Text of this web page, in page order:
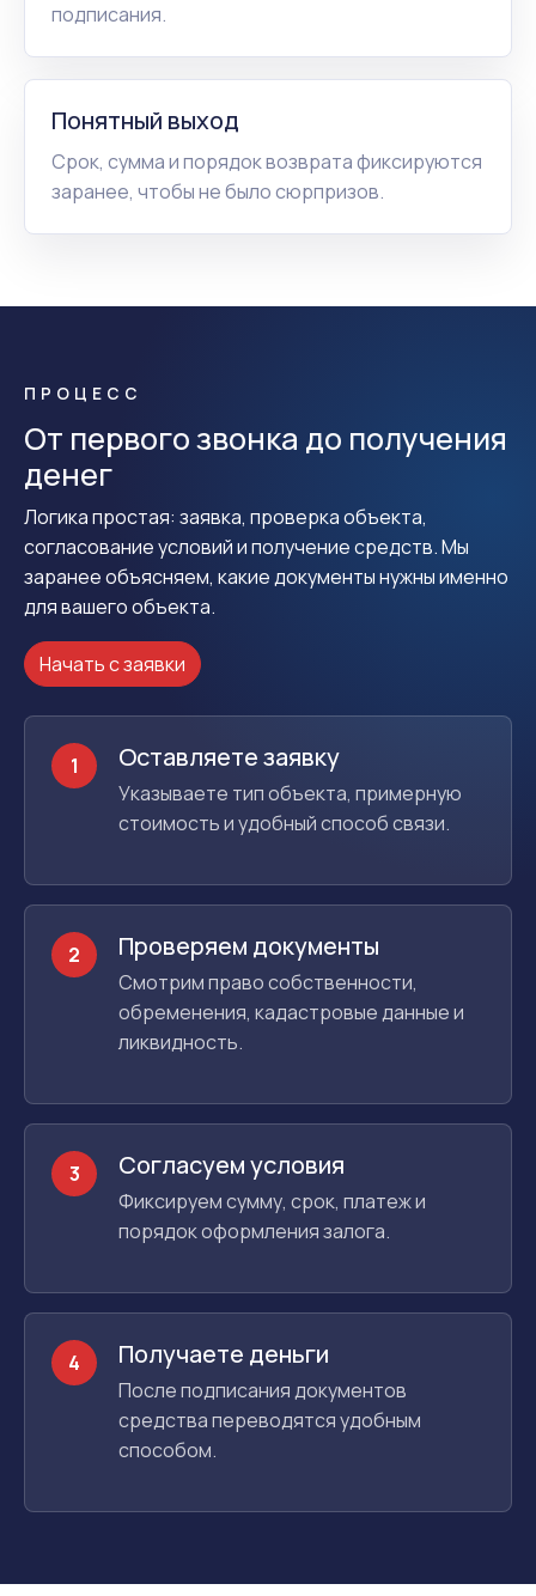
подписания.
Понятный выход
Срок, сумма и порядок возврата фиксируются
заранее, чтобы не было сюрпризов.
ПРОЦЕСС
От первого звонка до получения
денег
Логика простая: заявка, проверка объекта,
согласование условий и получение средств. Мы
заранее объясняем, какие документы нужны именно
для вашего объекта.
Начать с заявки
1 Оставляете заявку
Указываете тип объекта, примерную
стоимость и удобный способ связи.
2 Проверяем документы
Смотрим право собственности,
обременения, кадастровые данные и
ликвидность.
3 Согласуем условия
Фиксируем сумму, срок, платеж и
порядок оформления залога.
4 Получаете деньги
После подписания документов
средства переводятся удобным
способом.